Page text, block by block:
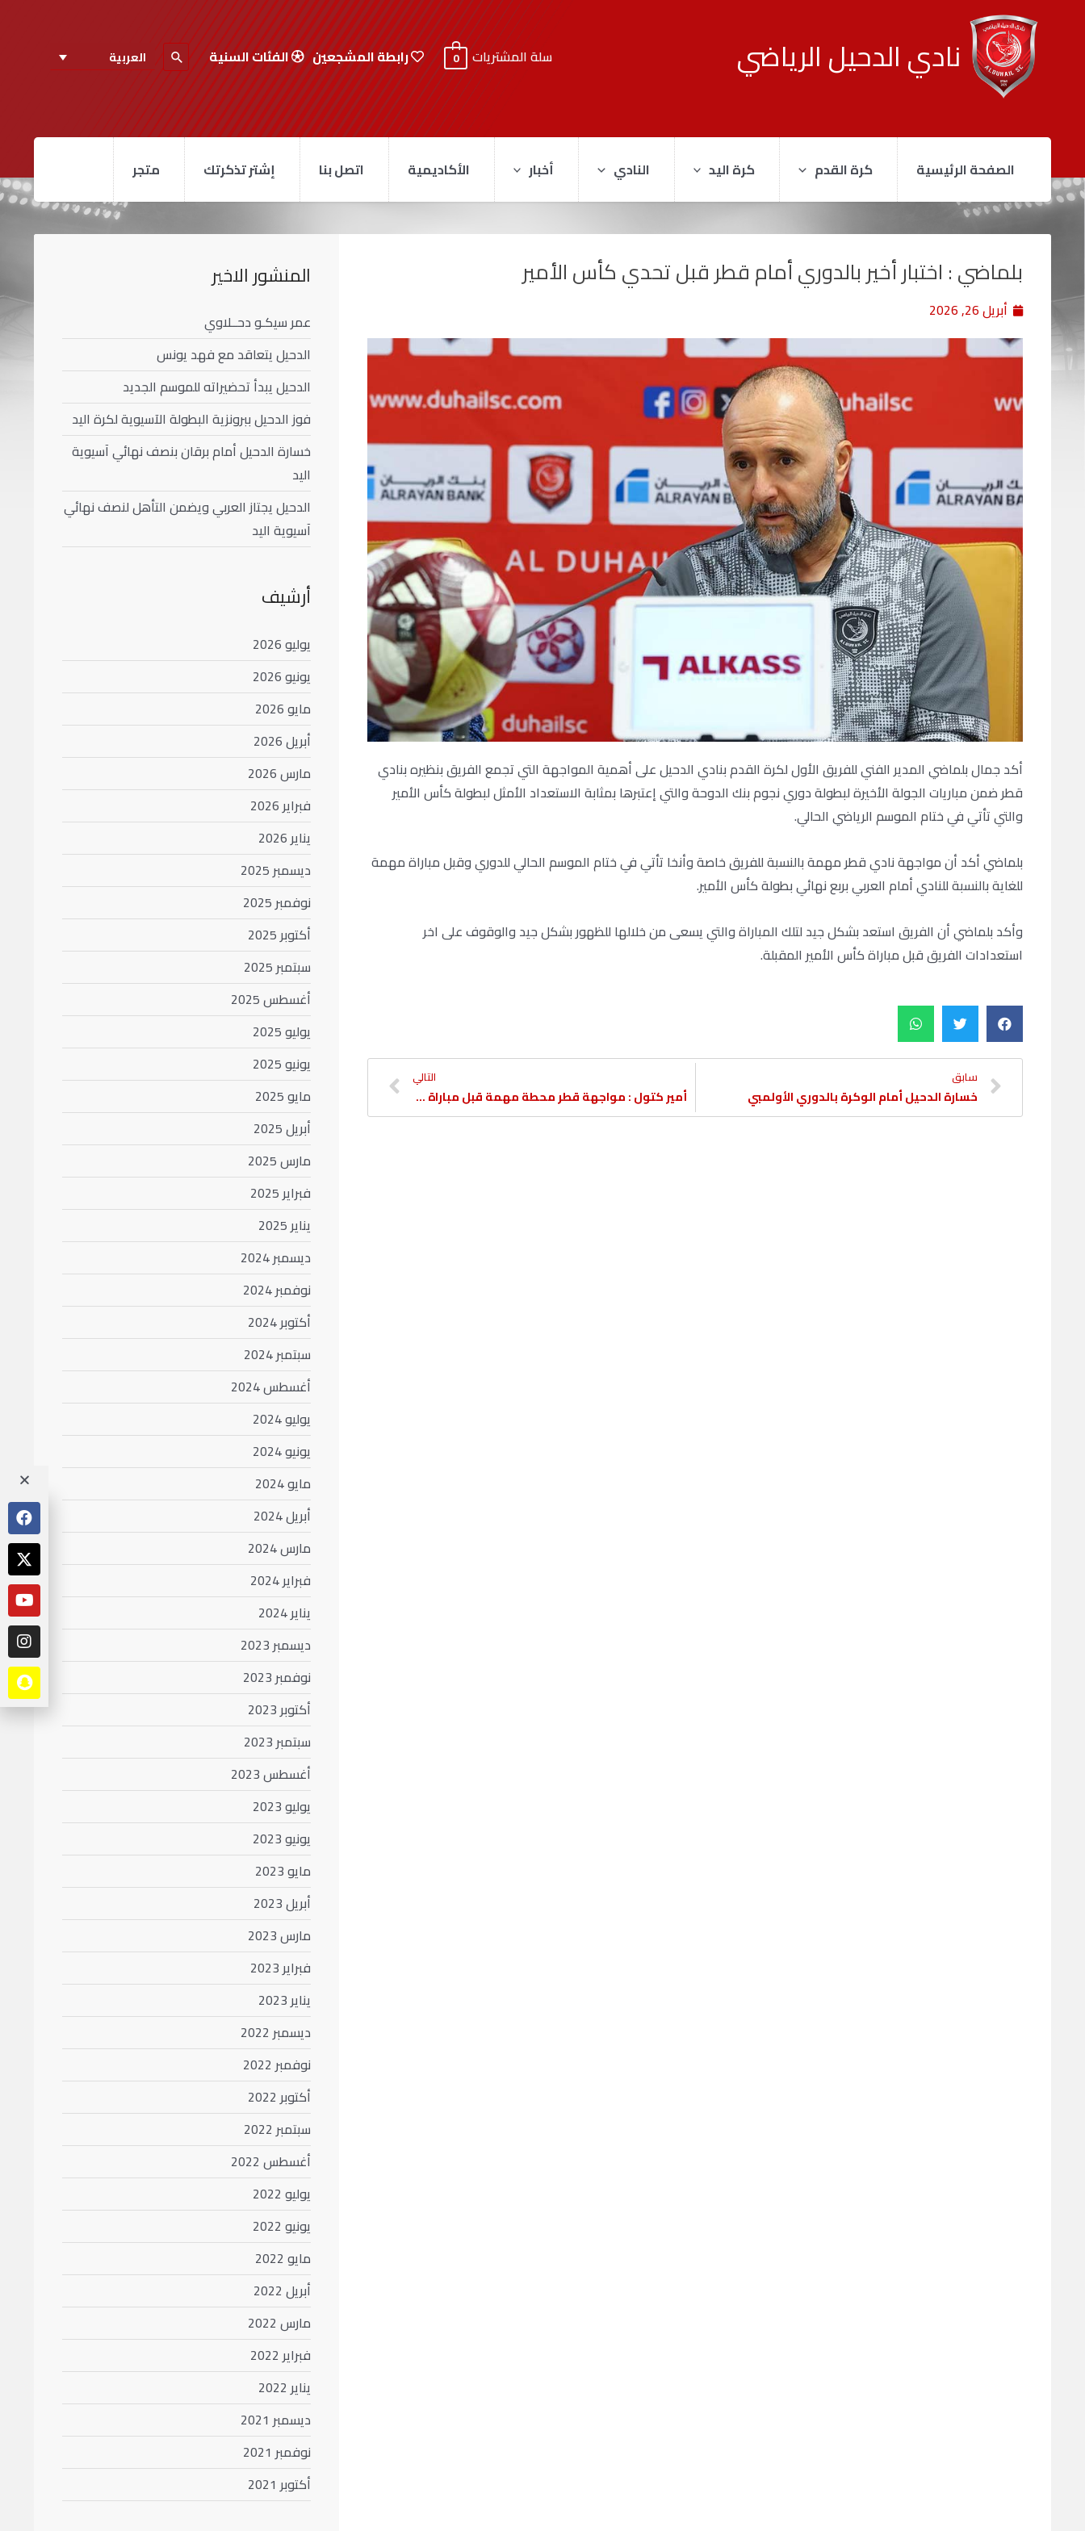
نادي الدحيل الرياضي سلة المشتريات 0 رابطة المشجعين الفئات السنية العربية
الصفحة الرئيسية كرة القدم كرة اليد النادي أخبار الأكاديمية اتصل بنا إشتر تذكرتك متجر
بلماضي : اختبار أخير بالدوري أمام قطر قبل تحدي كأس الأمير
أبريل 26, 2026
أكد جمال بلماضي المدير الفني للفريق الأول لكرة القدم بنادي الدحيل على أهمية المواجهة التي تجمع الفريق بنظيره بنادي
قطر ضمن مباريات الجولة الأخيرة لبطولة دوري نجوم بنك الدوحة والتي إعتبرها بمثابة الاستعداد الأمثل لبطولة كأس الأمير
والتي تأتي في ختام الموسم الرياضي الحالي.
بلماضي أكد أن مواجهة نادي قطر مهمة بالنسبة للفريق خاصة وأنخا تأتي في ختام الموسم الحالي للدوري وقبل مباراة مهمة
للغاية بالنسبة للنادي أمام العربي بربع نهائي بطولة كأس الأمير.
وأكد بلماضي أن الفريق استعد بشكل جيد لتلك المباراة والتي يسعى من خلالها للظهور بشكل جيد والوقوف على اخر
استعدادات الفريق قبل مباراة كأس الأمير المقبلة.
سابق
خسارة الدحيل أمام الوكرة بالدوري الأولمبي
التالي
أمير كتول : مواجهة قطر محطة مهمة قبل مباراة كأس الأمير
المنشور الاخير
عمر سيكـو دحــلاوي
الدحيل يتعاقد مع فهد يونس
الدحيل يبدأ تحضيراته للموسم الجديد
فوز الدحيل ببرونزية البطولة الآسيوية لكرة اليد
خسارة الدحيل أمام برقان بنصف نهائي آسيوية
اليد
الدحيل يجتاز العربي ويضمن التأهل لنصف نهائي
آسيوية اليد
أرشيف
يوليو 2026
يونيو 2026
مايو 2026
أبريل 2026
مارس 2026
فبراير 2026
يناير 2026
ديسمبر 2025
نوفمبر 2025
أكتوبر 2025
سبتمبر 2025
أغسطس 2025
يوليو 2025
يونيو 2025
مايو 2025
أبريل 2025
مارس 2025
فبراير 2025
يناير 2025
ديسمبر 2024
نوفمبر 2024
أكتوبر 2024
سبتمبر 2024
أغسطس 2024
يوليو 2024
يونيو 2024
مايو 2024
أبريل 2024
مارس 2024
فبراير 2024
يناير 2024
ديسمبر 2023
نوفمبر 2023
أكتوبر 2023
سبتمبر 2023
أغسطس 2023
يوليو 2023
يونيو 2023
مايو 2023
أبريل 2023
مارس 2023
فبراير 2023
يناير 2023
ديسمبر 2022
نوفمبر 2022
أكتوبر 2022
سبتمبر 2022
أغسطس 2022
يوليو 2022
يونيو 2022
مايو 2022
أبريل 2022
مارس 2022
فبراير 2022
يناير 2022
ديسمبر 2021
نوفمبر 2021
أكتوبر 2021